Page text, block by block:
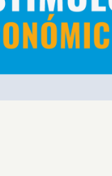
Rendimiento IS2026